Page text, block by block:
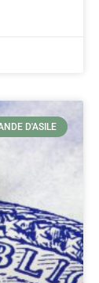
D'ASILE